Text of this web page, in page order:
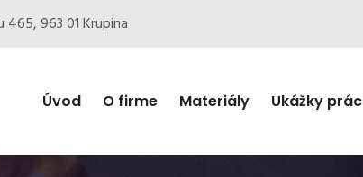
465, 963 01 Krupina
Úvod O firme Materiály Ukážky prác